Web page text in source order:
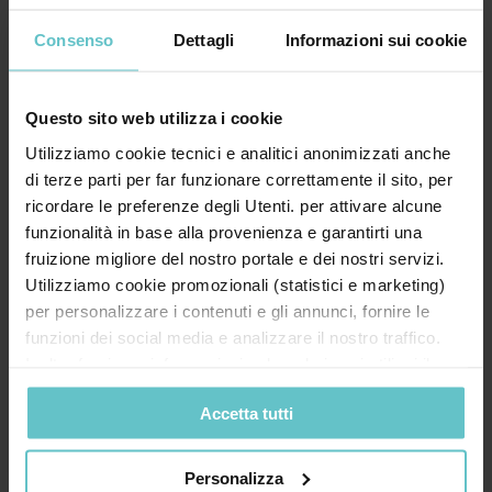
Consenso Dettagli Informazioni sui cookie
Questo sito web utilizza i cookie
Utilizziamo cookie tecnici e analitici anonimizzati anche
di terze parti per far funzionare correttamente il sito, per
ricordare le preferenze degli Utenti. per attivare alcune
funzionalità in base alla provenienza e garantirti una
fruizione migliore del nostro portale e dei nostri servizi.
Utilizziamo cookie promozionali (statistici e marketing)
per personalizzare i contenuti e gli annunci, fornire le
funzioni dei social media e analizzare il nostro traffico.
nostro sito ai nostri partner che si occupano di analisi dei
dati web, pubblicità e social media, i quali potrebbero
combinarle con altre informazioni che hai fornito loro o
che hanno raccolto in base al tuo utilizzo dei loro servizi.
Accetta tutti
Personalizza
* Acconsento al trattamento dei miei dati
personali secondo quanto specificato nell'
informativa
Desidero inoltre ricevere la Newsletter di
Agevola Srl sulla finanza agevolata e acconsento
al trattamento secondo quanto specificato
nell'Informativa privacy